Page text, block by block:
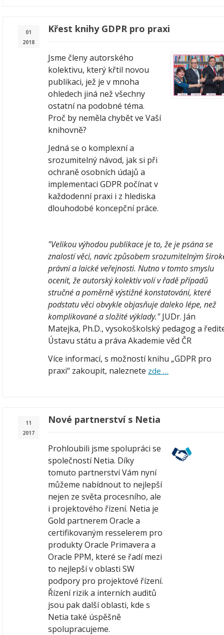
01
2018
Křest knihy GDPR pro praxi
Jsme členy autorského
kolektivu, který křtil novou
publikaci, jež je v mnoha
ohledech jiná než všechny
ostatní na podobné téma.
Proč by neměla chybět ve Vaší
knihovně?
Jedná se o komplexní a
srozumitelný návod, jak si při
ochraně osobních údajů a
implementaci GDPR počínat v
každodenní praxi i z hlediska
dlouhodobé koncepční práce.
"Velikou výhodou publikace je to, že je psána se
znalostí věci, navíc způsobem srozumitelným
právní a laické veřejnosti. Nutno v tomto smyslu
ocenit, že autorský kolektiv volí v řadě případů
stručné a poměrně výstižné konstatování, které
podstatu věci obvykle objasňuje daleko lépe, než
komplikované a složité výklady."JUDr. Ján
Matejka, Ph.D., vysokoškolský pedagog a
Ústavu státu a práva Akademie věd ČR
Více informací, s možností knihu „GDPR pro
praxi“ zakoupit, naleznete zde …
11
2017
Nové partnerství s Netia
Prohloubili jsme spolupráci se
společností Netia. Díky
tomuto partnerství Vám nyní
můžeme nabídnout to nejlepší
nejen ze světa procesního, ale
i projektového řízení. Netia je
Gold partnerem Oracle a
certifikovaným resselerem pro
produkty Oracle Primavera a
Oracle PPM, které se řadí mezi
to nejlepší v oblasti SW
podpory pro projektové řízení.
Řízení rizik a interních auditů
jsou pak další oblasti, kde s
Netia také úspěšně
spolupracujeme.